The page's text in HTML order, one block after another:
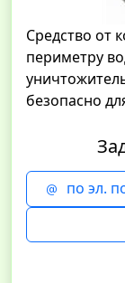
Средство от
периметру
безопасно
по эл.